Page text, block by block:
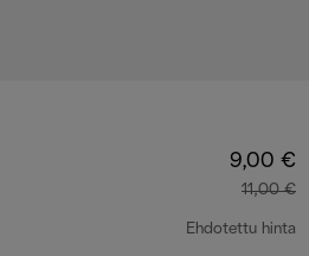
9,00 €
11,00 €
Ehdotettu hinta